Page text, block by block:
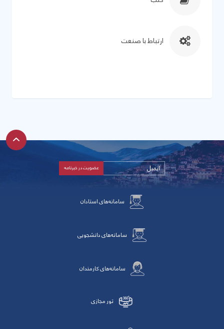
ارتباط با صنعت
سامانه‌های استادان
سامانه‌های دانشجویی
سامانه‌های کارمندان
تور مجازی